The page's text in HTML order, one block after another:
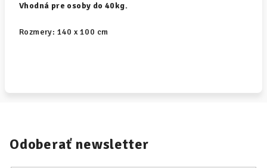
Vhodná pre osoby do 40kg.
Rozmery: 140 x 100 cm
Odoberať newsletter